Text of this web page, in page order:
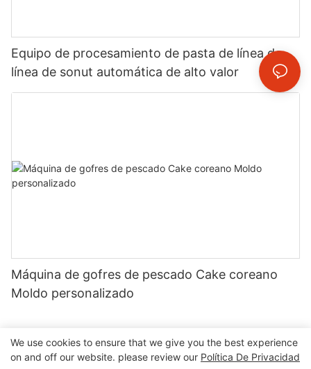
Equipo de procesamiento de pasta de línea de
línea de sonut automática de alto valor
Máquina de gofres de pescado Cake coreano
Moldo personalizado
We use cookies to ensure that we give you the best experience
on and off our website. please review our Política De Privacidad